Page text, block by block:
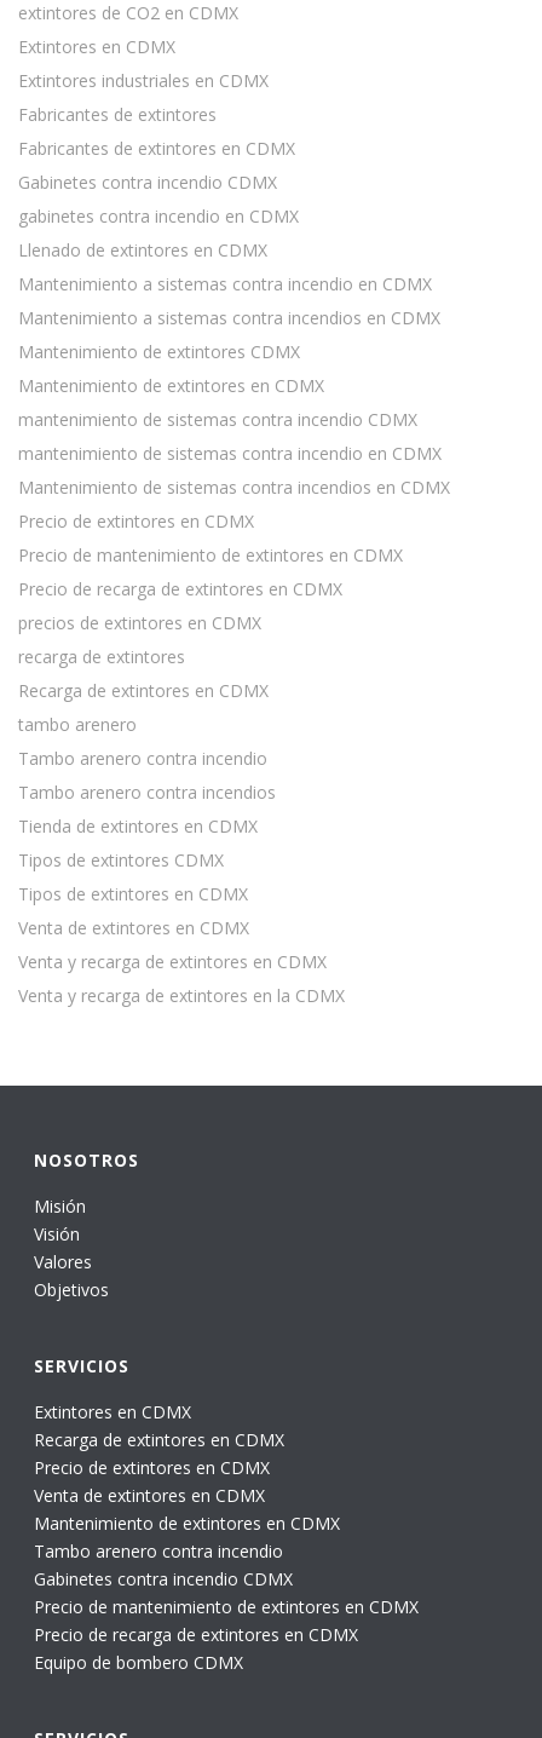
extintores de CO2 en CDMX
Extintores en CDMX
Extintores industriales en CDMX
Fabricantes de extintores
Fabricantes de extintores en CDMX
Gabinetes contra incendio CDMX
gabinetes contra incendio en CDMX
Llenado de extintores en CDMX
Mantenimiento a sistemas contra incendio en CDMX
Mantenimiento a sistemas contra incendios en CDMX
Mantenimiento de extintores CDMX
Mantenimiento de extintores en CDMX
mantenimiento de sistemas contra incendio CDMX
mantenimiento de sistemas contra incendio en CDMX
Mantenimiento de sistemas contra incendios en CDMX
Precio de extintores en CDMX
Precio de mantenimiento de extintores en CDMX
Precio de recarga de extintores en CDMX
precios de extintores en CDMX
recarga de extintores
Recarga de extintores en CDMX
tambo arenero
Tambo arenero contra incendio
Tambo arenero contra incendios
Tienda de extintores en CDMX
Tipos de extintores CDMX
Tipos de extintores en CDMX
Venta de extintores en CDMX
Venta y recarga de extintores en CDMX
Venta y recarga de extintores en la CDMX
NOSOTROS
Misión
Visión
Valores
Objetivos
SERVICIOS
Extintores en CDMX
Recarga de extintores en CDMX
Precio de extintores en CDMX
Venta de extintores en CDMX
Mantenimiento de extintores en CDMX
Tambo arenero contra incendio
Gabinetes contra incendio CDMX
Precio de mantenimiento de extintores en CDMX
Precio de recarga de extintores en CDMX
Equipo de bombero CDMX